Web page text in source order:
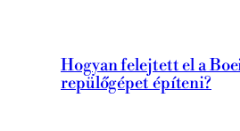
Hogyan felejtett el a
repülőgépet építeni?